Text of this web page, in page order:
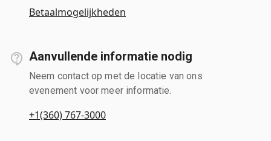
Betaalmogelijkheden
Aanvullende informatie nodig
Neem contact op met de locatie van ons
evenement voor meer informatie.
+1(360) 767-3000